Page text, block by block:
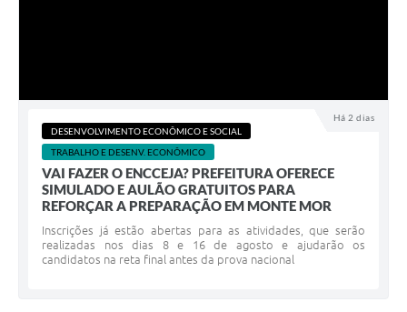
Há 2 dias
DESENVOLVIMENTO ECONÔMICO E SOCIAL
TRABALHO E DESENV. ECONÔMICO
VAI FAZER O ENCCEJA? PREFEITURA OFERECE
SIMULADO E AULÃO GRATUITOS PARA
REFORÇAR A PREPARAÇÃO EM MONTE MOR
Inscrições já estão abertas para as atividades, que serão
realizadas nos dias 8 e 16 de agosto e ajudarão os
candidatos na reta final antes da prova nacional